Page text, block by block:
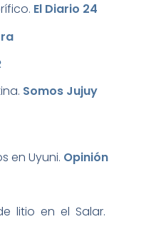
El Diario 24
Somos Jujuy
en Uyuni.­ Opinión
litio en el Salar.